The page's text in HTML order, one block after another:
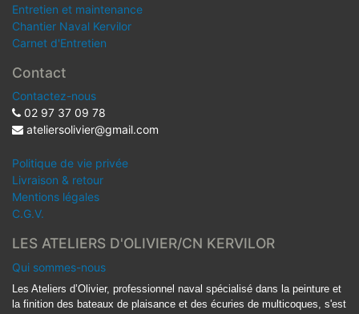
Entretien et maintenance
Chantier Naval Kervilor
Carnet d'Entretien
Contact
Contactez-nous
02 97 37 09 78
ateliersolivier@gmail.com
Politique de vie privée
Livraison & retour
Mentions légales
C.G.V.
LES ATELIERS D'OLIVIER/CN KERVILOR
Qui sommes-nous
Les Ateliers d’Olivier, professionnel naval spécialisé dans la peinture et
la finition des bateaux de plaisance et des écuries de multicoques, s'est